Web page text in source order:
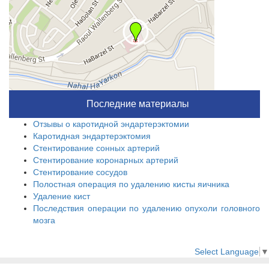
Последние материалы
Отзывы о каротидной эндартерэктомии
Каротидная эндартерэктомия
Стентирование сонных артерий
Стентирование коронарных артерий
Стентирование сосудов
Полостная операция по удалению кисты яичника
Удаление кист
Последствия операции по удалению опухоли головного
мозга
Select Language ▼